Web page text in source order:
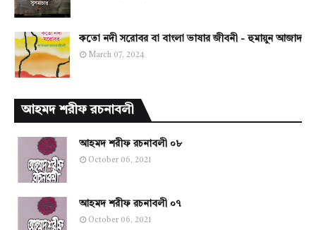
কতো নদী সরোবর বা বাংলা ভাষার জীবনী - হুমায়ুন আজাদ
March 07, 2024
আহমদ শরীফ রচনাবলী
আহমদ শরীফ রচনাবলী ০৮
October 06, 2021
আহমদ শরীফ রচনাবলী ০৭
October 06, 2021